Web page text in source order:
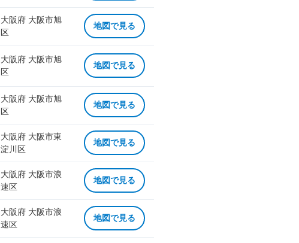
大阪府 大阪市旭
区
地図で見る
大阪府 大阪市旭
区
地図で見る
大阪府 大阪市旭
区
地図で見る
大阪府 大阪市東
淀川区
地図で見る
大阪府 大阪市浪
速区
地図で見る
大阪府 大阪市浪
速区
地図で見る